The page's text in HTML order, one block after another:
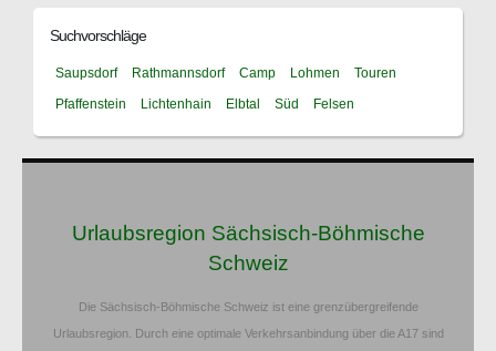
Suchvorschläge
Saupsdorf Rathmannsdorf Camp Lohmen
Touren
Pfaffenstein
Lichtenhain Elbtal Süd Felsen
Urlaubsregion Sächsisch-Böhmische
Schweiz
Die Sächsisch-Böhmische Schweiz ist eine grenzübergreifende
Urlaubsregion. Durch eine optimale Verkehrsanbindung über die A17 sind